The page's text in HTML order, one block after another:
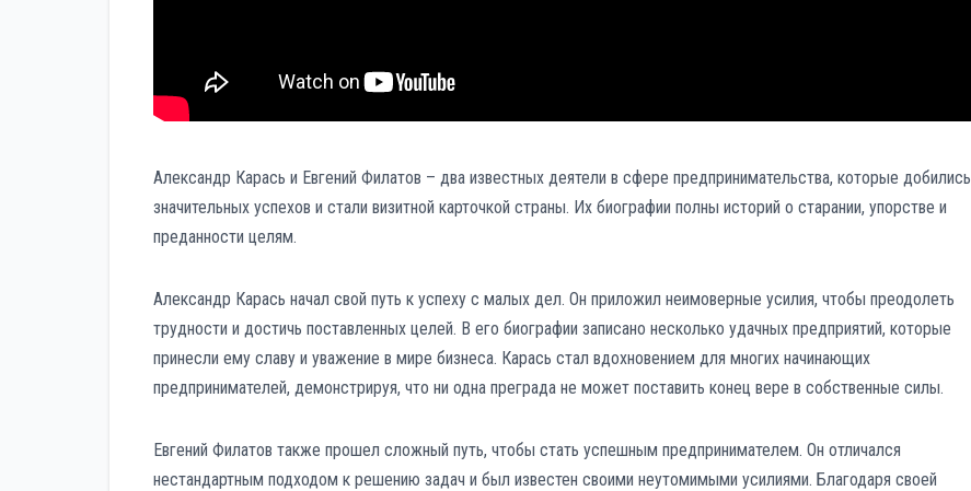
Александр Карась и Евгений Филатов – два известных деятели в сфере предпринимательства, которые добились
значительных успехов и стали визитной карточкой страны. Их биографии полны историй о старании, упорстве и
преданности целям.
Александр Карась начал свой путь к успеху с малых дел. Он приложил неимоверные усилия, чтобы преодолеть
трудности и достичь поставленных целей. В его биографии записано несколько удачных предприятий, которые
принесли ему славу и уважение в мире бизнеса. Карась стал вдохновением для многих начинающих
предпринимателей, демонстрируя, что ни одна преграда не может поставить конец вере в собственные силы.
Евгений Филатов также прошел сложный путь, чтобы стать успешным предпринимателем. Он отличался
нестандартным подходом к решению задач и был известен своими неутомимыми усилиями. Благодаря своей